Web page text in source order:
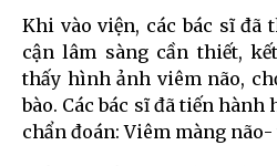
Khi vào viện, các bác sĩ đã
cận lâm sàng cần thiết,
thấy hình ảnh viêm não,
bào. Các bác sĩ đã tiến
chẩn đoán: Viêm màng